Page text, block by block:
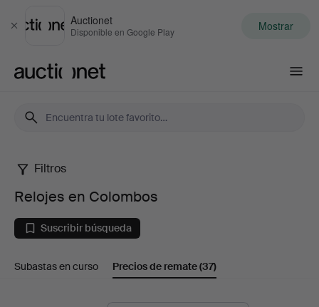
Cerrar
Auctionet
Disponible en Google Play Mostrar
Relojes
en
Colombos
Filtros
Relojes en Colombos
Suscribir búsqueda
Subastas en curso Precios de remate(37)